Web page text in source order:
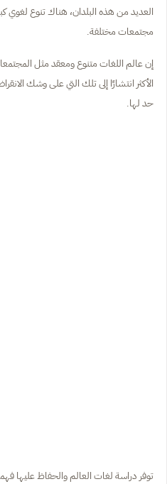
العديد من هذه البلدان، هناك تنوع لغوي
مجتمعات مختلفة.
إن عالم اللغات متنوع ومعقد مثل
الأكثر انتشارًا إلى تلك التي على وشك
حد لها.
توفر دراسة لغات العالم والحفاظ عليها